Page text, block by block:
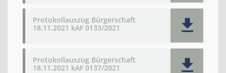
Protokollauszug Bürgerschaft
18.11.2021 kAF 0133/2021
Protokollauszug Bürgerschaft
18.11.2021 kAF 0137/2021